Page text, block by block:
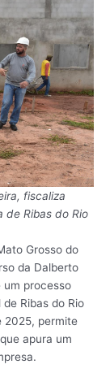
fiscaliza
de Ribas do Rio
Grosso do
da Dalberto
processo
Ribas do Rio
2025, permite
apura um